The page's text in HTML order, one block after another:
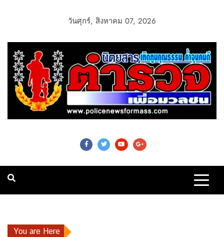
วันศุกร์, สิงหาคม 07, 2026
Police News For
Mass
You are Here